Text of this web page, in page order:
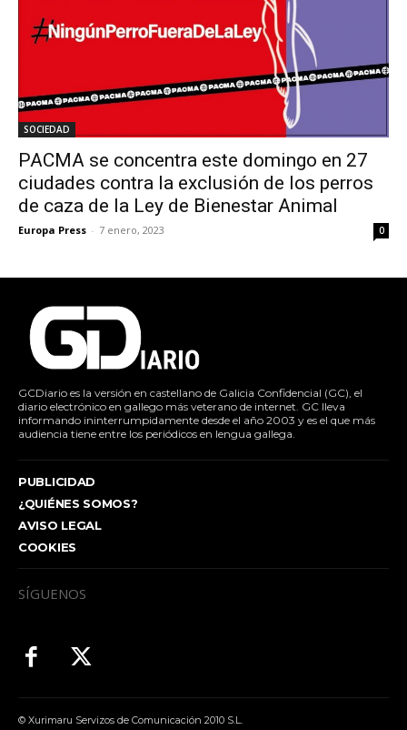
SOCIEDAD
PACMA se concentra este domingo en 27
ciudades contra la exclusión de los perros
de caza de la Ley de Bienestar Animal
Europa Press - 7 enero, 2023 0
GCDiario es la versión en castellano de Galicia Confidencial (GC), el
diario electrónico en gallego más veterano de internet. GC lleva
informando ininterrumpidamente desde el año 2003 y es el que más
audiencia tiene entre los periódicos en lengua gallega.
PUBLICIDAD
¿QUIÉNES SOMOS?
AVISO LEGAL
COOKIES
SÍGUENOS
© Xurimaru Servizos de Comunicación 2010 S.L.